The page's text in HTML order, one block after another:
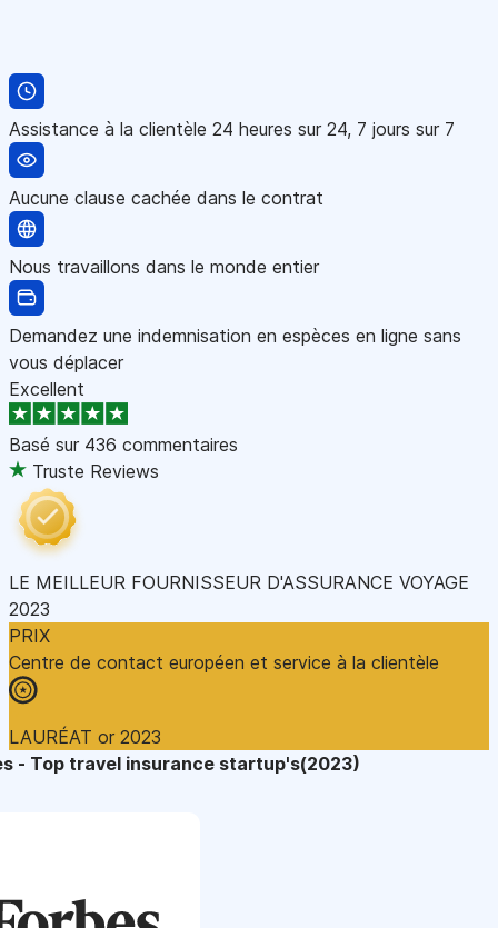
Assistance à la clientèle 24 heures sur 24, 7 jours sur 7
Aucune clause cachée dans le contrat
Nous travaillons dans le monde entier
Demandez une indemnisation en espèces en ligne sans
vous déplacer
Excellent
Basé sur 436 commentaires
Truste Reviews
LE MEILLEUR FOURNISSEUR D'ASSURANCE VOYAGE
2023
PRIX
Centre de contact européen et service à la clientèle
LAURÉAT or 2023
- Top travel insurance startup's(2023)